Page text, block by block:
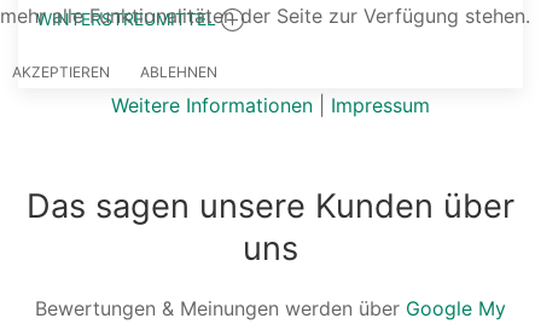
WINTERSTREUMITTEL
Das sagen unsere Kunden über
uns
Bewertungen & Meinungen werden über Google My
mehr alle Funktionalitäten der Seite zur Verfügung stehen.
AKZEPTIEREN ABLEHNEN
Weitere Informationen Impressum